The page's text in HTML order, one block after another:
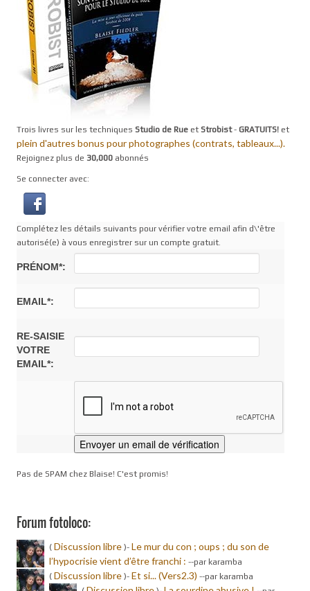
Trois livres sur les techniques Studio de Rue et Strobist- GRATUITS! et
plein d'autres bonus pour photographes (contrats, tableaux...).
Rejoignez plus de 30,000 abonnés
Se connecter avec:
Complétez les détails suivants pour vérifier votre email afin d\'être
autorisé(e) à vous enregistrer sur un compte gratuit.
PRÉNOM*:
EMAIL*:
RE-SAISIE
VOTRE
EMAIL*:
Pas de SPAM chez Blaise! C'est promis!
Forum fotoloco:
( Discussion libre )- Le mur du con ; oups ; du son de
l’hypocrisie vient d’être franchi : --par karamba
( Discussion libre )- Et si... (Vers2.3) --par karamba